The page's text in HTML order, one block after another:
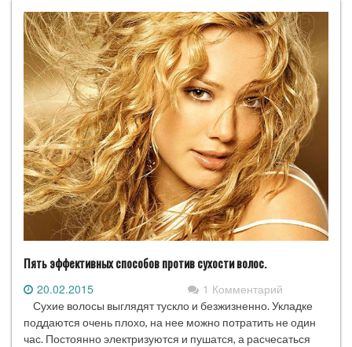
Пять эффективных способов против сухости волос.
20.02.2015 1 Комментарий
Сухие волосы выглядят тускло и безжизненно. Укладке
поддаются очень плохо, на нее можно потратить не один
час. Постоянно электризуются и пушатся, а расчесаться